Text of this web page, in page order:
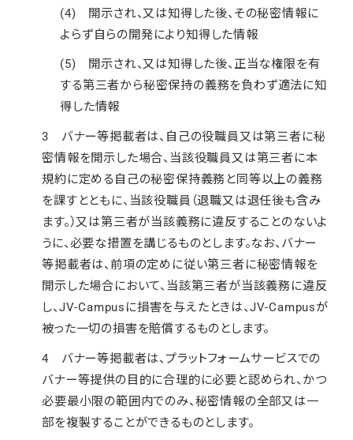
(4) 開示され、又は知得した後、その秘密情報に
よらず自らの開発により知得した情報
(5) 開示され、又は知得した後、正当な権限を有
する第三者から秘密保持の義務を負わず適法に知
得した情報
3 バナー等掲載者は、自己の役職員又は第三者に秘
密情報を開示した場合、当該役職員又は第三者に本
規約に定める自己の秘密保持義務と同等以上の義務
を課すとともに、当該役職員（退職又は退任後も含み
ます。）又は第三者が当該義務に違反することのないよ
うに、必要な措置を講じるものとします。なお、バナー
等掲載者は、前項の定めに従い第三者に秘密情報を
開示した場合において、当該第三者が当該義務に違反
し、JV-Campusに損害を与えたときは、JV-Campusが
被った一切の損害を賠償するものとします。
4 バナー等掲載者は、プラットフォームサービスでの
バナー等提供の目的に合理的に必要と認められ、かつ
必要最小限の範囲内でのみ、秘密情報の全部又は一
部を複製することができるものとします。